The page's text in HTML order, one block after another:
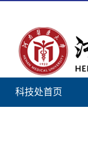
科技处首页